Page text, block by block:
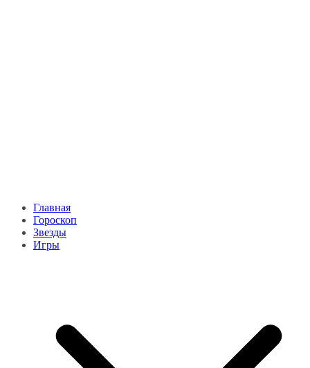
Главная
Гороскоп
Звезды
Игры